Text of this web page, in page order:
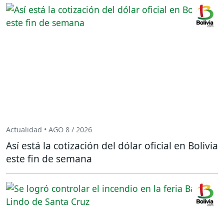
Actualidad • AGO 8 / 2026
Así está la cotización del dólar oficial en Bolivia
este fin de semana